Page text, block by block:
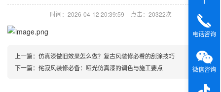
时间：2026-04-12 20:39:59 点击：20322次
上一篇： 仿真漆做旧效果怎么做？复古风装修必看的刮涂技巧
下一篇： 侘寂风装修必备：哑光仿真漆的调色与施工要点
电话咨询
微信咨询